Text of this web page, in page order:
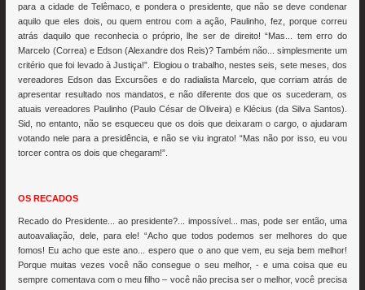
para a cidade de Telêmaco, e pondera o presidente, que não se deve condenar
aquilo que eles dois, ou quem entrou com a ação, Paulinho, fez, porque correu
atrás daquilo que reconhecia o próprio, lhe ser de direito! “Mas... tem erro do
Marcelo (Correa) e Edson (Alexandre dos Reis)? Também não... simplesmente um
critério que foi levado à Justiça!”. Elogiou o trabalho, nestes seis, sete meses, dos
vereadores Edson das Excursões e do radialista Marcelo, que corriam atrás de
apresentar resultado nos mandatos, e não diferente dos que os sucederam, os
atuais vereadores Paulinho (Paulo César de Oliveira) e Klécius (da Silva Santos).
Sid, no entanto, não se esqueceu que os dois que deixaram o cargo, o ajudaram
votando nele para a presidência, e não se viu ingrato! “Mas não por isso, eu vou
torcer contra os dois que chegaram!”.
OS RECADOS
Recado do Presidente... ao presidente?... impossível... mas, pode ser então, uma
autoavaliação, dele, para ele! “Acho que todos podemos ser melhores do que
fomos! Eu acho que este ano... espero que o ano que vem, eu seja bem melhor!
Porque muitas vezes você não consegue o seu melhor, - e uma coisa que eu
sempre comentava com o meu filho – você não precisa ser o melhor, você precisa